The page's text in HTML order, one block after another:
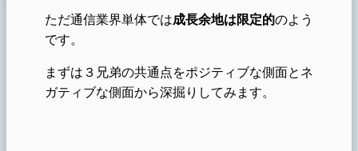
ただ通信業界単体では成長余地は限定的のよう
です。
まずは３兄弟の共通点をポジティブな側面とネ
ガティブな側面から深掘りしてみます。